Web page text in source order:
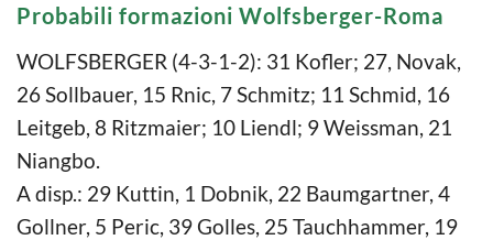
Probabili formazioni Wolfsberger-Roma
WOLFSBERGER (4-3-1-2): 31 Kofler; 27, Novak,
26 Sollbauer, 15 Rnic, 7 Schmitz; 11 Schmid, 16
Leitgeb, 8 Ritzmaier; 10 Liendl; 9 Weissman, 21
Niangbo.
A disp.: 29 Kuttin, 1 Dobnik, 22 Baumgartner, 4
Gollner, 5 Peric, 39 Golles, 25 Tauchhammer, 19